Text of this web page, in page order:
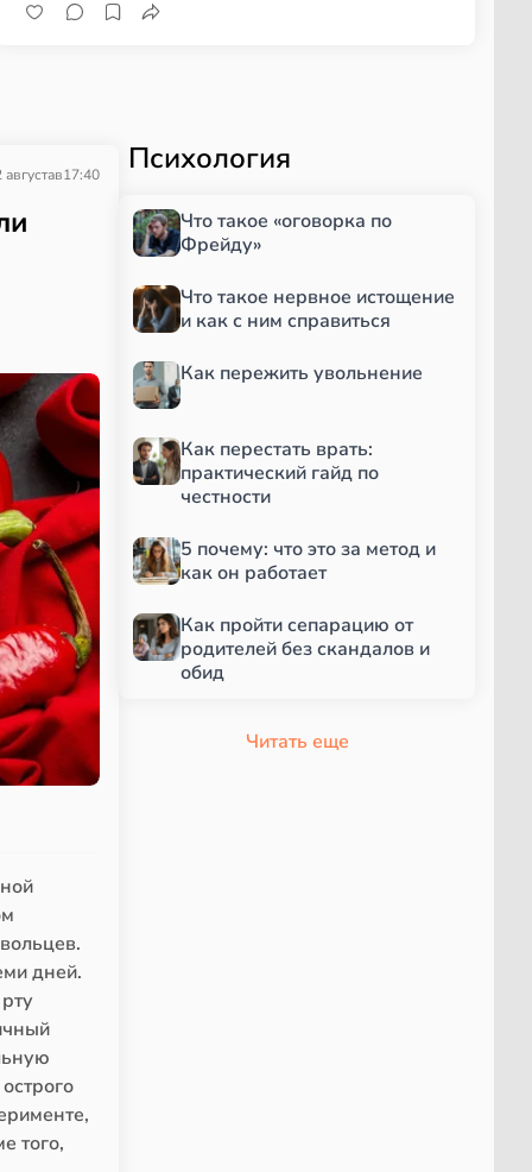
августав17:40
дней.
того,
Психология
Что такое «оговорка по
Фрейду»
Что такое нервное истощение
и как с ним справиться
Как пережить увольнение
Как перестать врать:
практический гайд по
честности
5 почему: что это за метод и
как он работает
Как пройти сепарацию от
родителей без скандалов и
обид
Читать еще